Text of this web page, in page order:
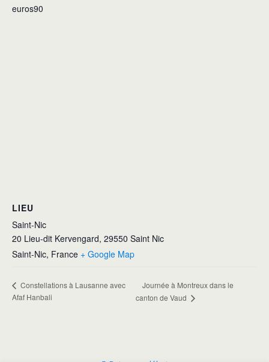
euros90
LIEU
Saint-Nic
20 Lieu-dit Kervengard, 29550 Saint Nic
Saint-Nic, France + Google Map
Constellations à Lausanne avec
Afaf Hanbali
Journée à Montreux dans le
canton de Vaud